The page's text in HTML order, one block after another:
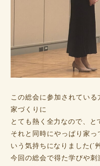
この総会に参加されてい
家づくりに
とても熱く全力なので、と
それと同時にやっぱり家っ
いう気持ちになりました(´
今回の総会で得た学びや刺